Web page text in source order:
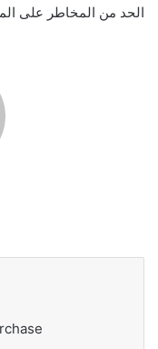
الحد من المخاطر على